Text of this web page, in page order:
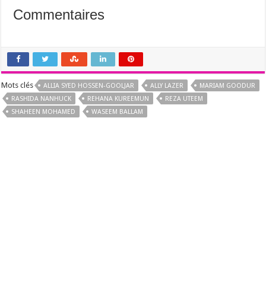
Commentaires
Mots clés ALLIA SYED HOSSEN-GOOLJAR ALLY LAZER
MARIAM GOODUR
RASHIDA NANHUCK
REHANA KUREEMUN
REZA UTEEM
SHAHEEN MOHAMED
WASEEM BALLAM